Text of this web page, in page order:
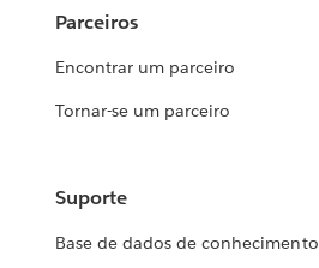
Parceiros
Encontrar um parceiro
Tornar-se um parceiro
Suporte
Base de dados de conhecimento